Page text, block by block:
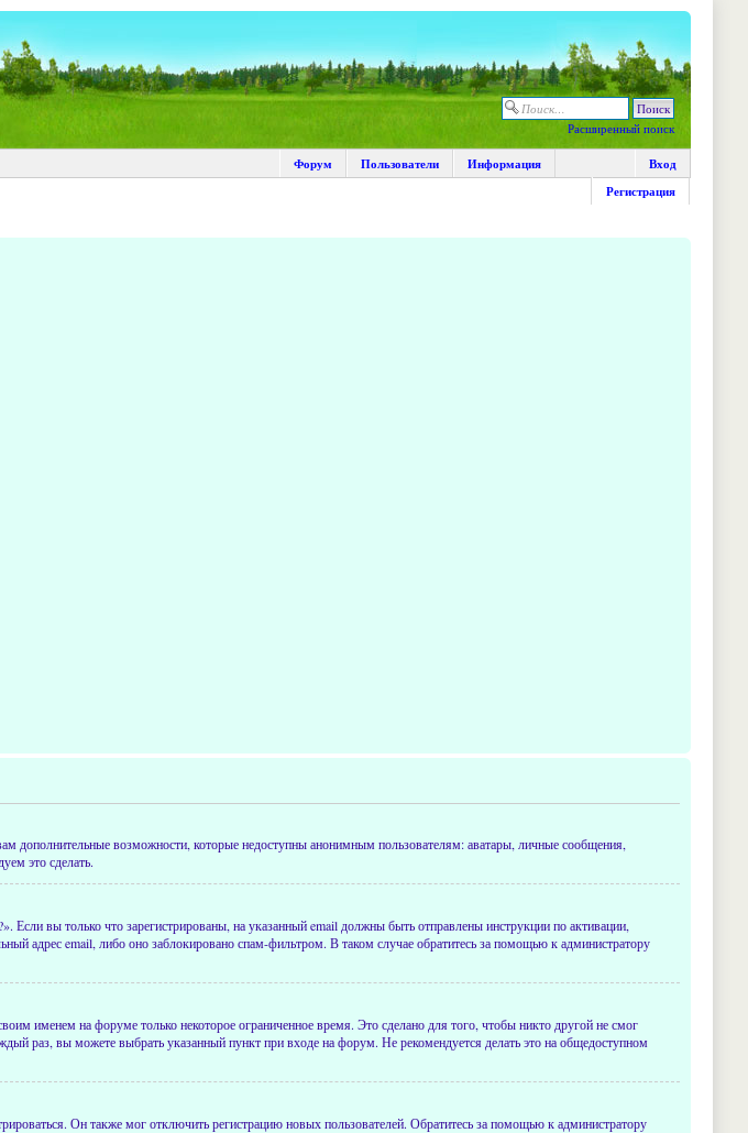
Расширенный поиск
Форум Пользователи Информация
Вход
Регистрация
дополнительные возможности, которые недоступны анонимным пользователям: аватары, личные сообщения,
это сделать.
Если вы только что зарегистрированы, на указанный email должны быть отправлены инструкции по активации,
адрес email, либо оно заблокировано спам-фильтром. В таком случае обратитесь за помощью к администратору
именем на форуме только некоторое ограниченное время. Это сделано для того, чтобы никто другой не смог
раз, вы можете выбрать указанный пункт при входе на форум. Не рекомендуется делать это на общедоступном
Он также мог отключить регистрацию новых пользователей. Обратитесь за помощью к администратору